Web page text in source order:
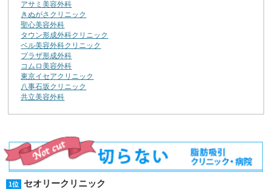
アサミ美容外科
きぬがさクリニック
聖心美容外科
タウン形成外科クリニック
ベル美容外科クリニック
プラザ形成外科
コムロ美容外科
東京イセアクリニック
八事石坂クリニック
共立美容外科
1位 セオリークリニック